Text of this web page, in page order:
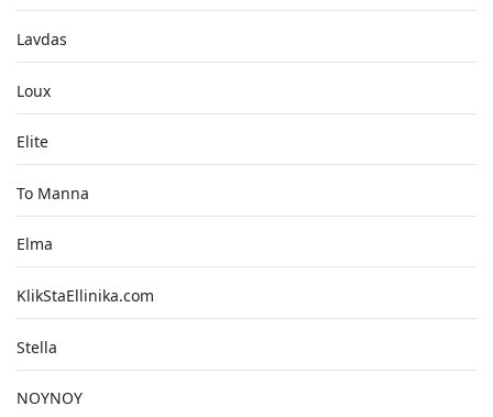
Lavdas
Loux
Elite
To Manna
Elma
KlikStaEllinika.com
Stella
NOYNOY